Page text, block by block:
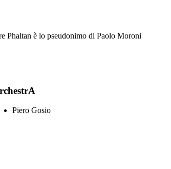
Phaltan è lo pseudonimo di Paolo Moroni
Piero Gosio